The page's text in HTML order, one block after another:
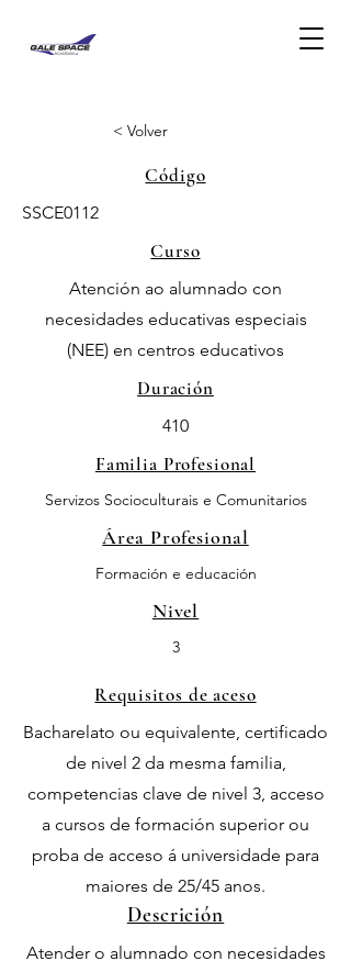
< Volver
Código
SSCE0112
Curso
Atención ao alumnado con
necesidades educativas especiais
(NEE) en centros educativos
Duración
410
Familia Profesional
Servizos Socioculturais e Comunitarios
Área Profesional
Formación e educación
Nivel
3
Requisitos de aceso
Bacharelato ou equivalente, certificado
de nivel 2 da mesma familia,
competencias clave de nivel 3, acceso
a cursos de formación superior ou
proba de acceso á universidade para
maiores de 25/45 anos.
Descrición
Atender o alumnado con necesidades